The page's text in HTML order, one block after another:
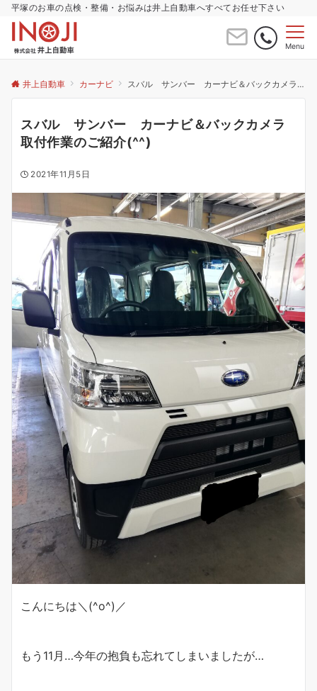
平塚のお車の点検・整備・お悩みは井上自動車へすべてお任せ下さい
Menu
井上自動車 カーナビ スバル サンバー カーナビ＆バックカメラ取付作業のご紹介(^^)
スバル サンバー カーナビ＆バックカメラ
取付作業のご紹介(^^)
2021年11月5日
こんにちは＼(^o^)／
もう11月…今年の抱負も忘れてしまいましたが…